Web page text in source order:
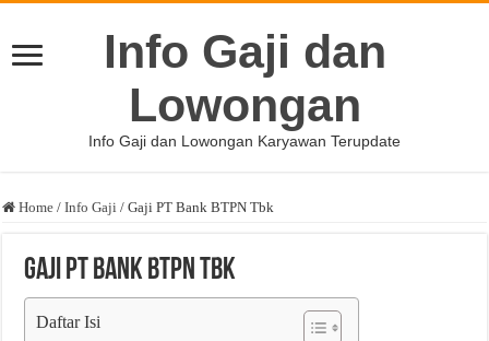
Info Gaji dan
Lowongan
Info Gaji dan Lowongan Karyawan Terupdate
Home / Info Gaji / Gaji PT Bank BTPN Tbk
Gaji PT Bank BTPN Tbk
Daftar Isi